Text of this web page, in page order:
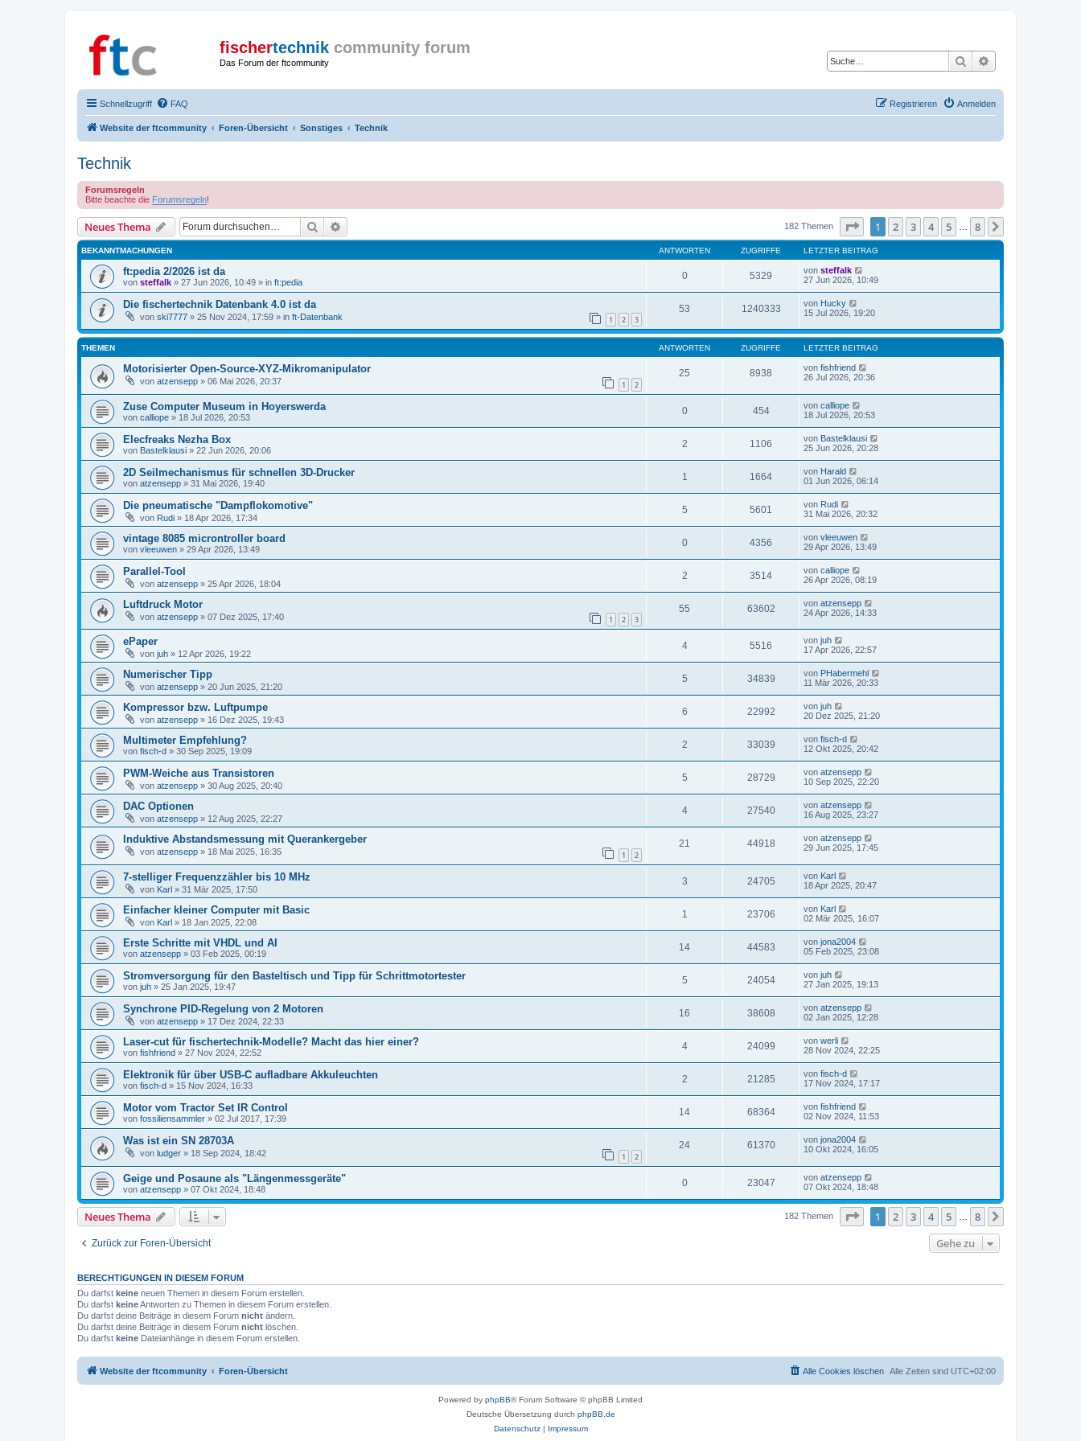
fischertechnik community forum
Das Forum der ftcommunity Suche
Schnellzugriff FAQ Anmelden
Registrieren
Website der ftcommunity Foren-Übersicht Sonstiges Technik
Technik
Forumsregeln
Bitte beachte die Forumsregeln!
Neues Thema Suche 182 Themen Seite von8
1 2 3 4 5 8
BEKANNTMACHUNGEN ANTWORTEN ZUGRIFFE LETZTER BEITRAG
ft:pedia 2/2026 ist da
von steffalk » 27 Jun 2026, 10:49 » in ft:pedia
0 5329 von steffalk
27 Jun 2026, 10:49
Die fischertechnik Datenbank 4.0 ist da
von ski7777 » 25 Nov 2024, 17:59 » in ft-Datenbank 1 2 3
53 1240333 von Hucky
15 Jul 2026, 19:20
THEMEN ANTWORTEN ZUGRIFFE LETZTER BEITRAG
Motorisierter Open-Source-XYZ-Mikromanipulator
von atzensepp » 06 Mai 2026, 20:37 1 2
25 8938 von fishfriend
26 Jul 2026, 20:36
Zuse Computer Museum in Hoyerswerda
von calliope » 18 Jul 2026, 20:53
0 454 von calliope
18 Jul 2026, 20:53
Elecfreaks Nezha Box
von Bastelklausi » 22 Jun 2026, 20:06
2 1106 von Bastelklausi
25 Jun 2026, 20:28
2D Seilmechanismus für schnellen 3D-Drucker
von atzensepp » 31 Mai 2026, 19:40
1 1664 von Harald
01 Jun 2026, 06:14
Die pneumatische "Dampflokomotive"
von Rudi » 18 Apr 2026, 17:34
5 5601 von Rudi
31 Mai 2026, 20:32
vintage 8085 microntroller board
von vleeuwen » 29 Apr 2026, 13:49
0 4356 von vleeuwen
29 Apr 2026, 13:49
Parallel-Tool
von atzensepp » 25 Apr 2026, 18:04
2 3514 von calliope
26 Apr 2026, 08:19
Luftdruck Motor
von atzensepp » 07 Dez 2025, 17:40 1 2 3
55 63602 von atzensepp
24 Apr 2026, 14:33
ePaper
von juh » 12 Apr 2026, 19:22
4 5516 von juh
17 Apr 2026, 22:57
Numerischer Tipp
von atzensepp » 20 Jun 2025, 21:20
5 34839 von PHabermehl
11 Mär 2026, 20:33
Kompressor bzw. Luftpumpe
von atzensepp » 16 Dez 2025, 19:43
6 22992 von juh
20 Dez 2025, 21:20
Multimeter Empfehlung?
von fisch-d » 30 Sep 2025, 19:09
2 33039 von fisch-d
12 Okt 2025, 20:42
PWM-Weiche aus Transistoren
von atzensepp » 30 Aug 2025, 20:40
5 28729 von atzensepp
10 Sep 2025, 22:20
DAC Optionen
von atzensepp » 12 Aug 2025, 22:27
4 27540 von atzensepp
16 Aug 2025, 23:27
Induktive Abstandsmessung mit Querankergeber
von atzensepp » 18 Mai 2025, 16:35 1 2
21 44918 von atzensepp
29 Jun 2025, 17:45
7-stelliger Frequenzzähler bis 10 MHz
von Karl » 31 Mär 2025, 17:50
3 24705 von Karl
18 Apr 2025, 20:47
Einfacher kleiner Computer mit Basic
von Karl » 18 Jan 2025, 22:08
1 23706 von Karl
02 Mär 2025, 16:07
Erste Schritte mit VHDL und AI
von atzensepp » 03 Feb 2025, 00:19
14 44583 von jona2004
05 Feb 2025, 23:08
Stromversorgung für den Basteltisch und Tipp für Schrittmotortester
von juh » 25 Jan 2025, 19:47
5 24054 von juh
27 Jan 2025, 19:13
Synchrone PID-Regelung von 2 Motoren
von atzensepp » 17 Dez 2024, 22:33
16 38608 von atzensepp
02 Jan 2025, 12:28
Laser-cut für fischertechnik-Modelle? Macht das hier einer?
von fishfriend » 27 Nov 2024, 22:52
4 24099 von werli
28 Nov 2024, 22:25
Elektronik für über USB-C aufladbare Akkuleuchten
von fisch-d » 15 Nov 2024, 16:33
2 21285 von fisch-d
17 Nov 2024, 17:17
Motor vom Tractor Set IR Control
von fossiliensammler » 02 Jul 2017, 17:39
14 68364 von fishfriend
02 Nov 2024, 11:53
Was ist ein SN 28703A
von ludger » 18 Sep 2024, 18:42 1 2
24 61370 von jona2004
10 Okt 2024, 16:05
Geige und Posaune als "Längenmessgeräte"
von atzensepp » 07 Okt 2024, 18:48
0 23047 von atzensepp
07 Okt 2024, 18:48
Neues Thema 182 Themen Seite von8
1 2 3 4 5 8
Zurück zur Foren-Übersicht Gehe zu
BERECHTIGUNGEN IN DIESEM FORUM
Du darfst keine neuen Themen in diesem Forum erstellen.
Du darfst keineAntworten zu Themen in diesem Forum erstellen.
Du darfst deine Beiträge in diesem Forum nicht ändern.
Du darfst deine Beiträge in diesem Forum nicht löschen.
Du darfst keine Dateianhänge in diesem Forum erstellen.
Website der ftcommunity Foren-Übersicht Alle Zeiten sind UTC+02:00
Alle Cookies löschen
Powered by phpBB® Forum Software © phpBB Limited
Deutsche Übersetzung durch phpBB.de
Datenschutz| Impressum